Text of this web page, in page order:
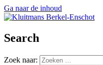
Ga naar de inhoud
Search
Zoek naar: